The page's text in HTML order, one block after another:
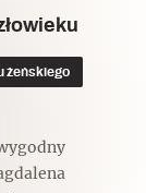
żeńskiego